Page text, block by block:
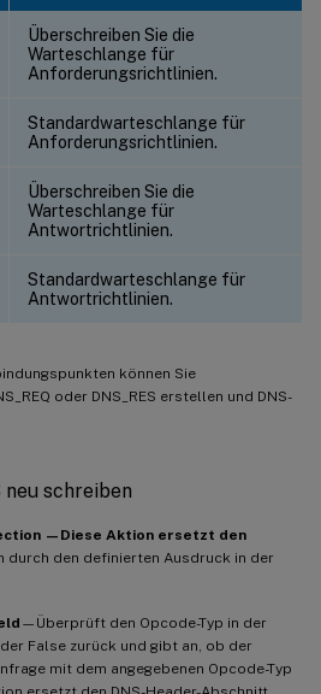
Überschreiben Sie die
Warteschlange für
Anforderungsrichtlinien.
Standardwarteschlange für
Anforderungsrichtlinien.
Überschreiben Sie die
Warteschlange für
Antwortrichtlinien.
Standardwarteschlange für
Antwortrichtlinien.
können Sie
oder DNS_RES erstellen und DNS-
schreiben
—Diese Aktion ersetzt den
durch den definierten Ausdruck in der
—Überprüft den Opcode-Typ in der
False zurück und gibt an, ob der
mit dem angegebenen Opcode-Typ